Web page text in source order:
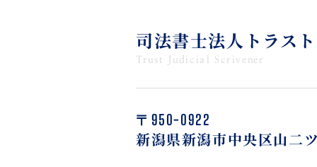
司法書士法人トラスト
Trust Judicial Scrivener
〒950-0922
新潟県新潟市中央区山二